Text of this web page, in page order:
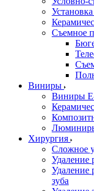
Съемное
Виниры
Виниры
Хирургия
Сложное
Удаление
Удаление
зуба